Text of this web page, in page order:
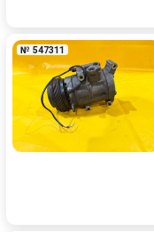
№ 547311